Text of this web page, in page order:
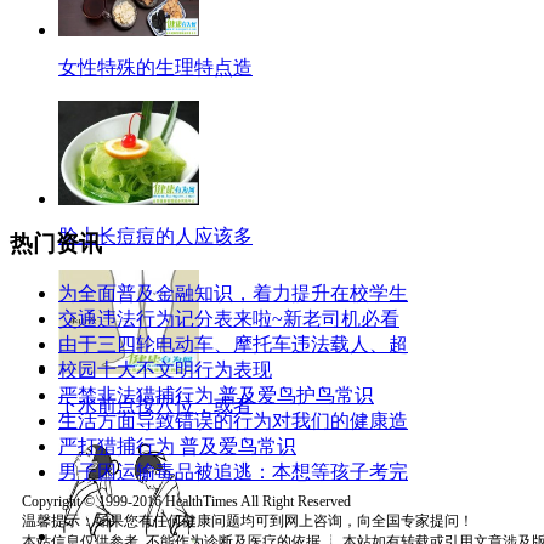
女性特殊的生理特点造
脸上长痘痘的人应该多
下水前点按穴位，或者
热门资讯
为全面普及金融知识，着力提升在校学生
交通违法行为记分表来啦~新老司机必看
由于三四轮电动车、摩托车违法载人、超
校园十大不文明行为表现
严禁非法猎捕行为 普及爱鸟护鸟常识
生活方面导致错误的行为对我们的健康造
严打猎捕行为 普及爱鸟常识
男子因运输毒品被追逃：本想等孩子考完
Copyright © 1999-2016 HealthTimes All Right Reserved
温馨提示：如果您有任何健康问题均可到网上咨询，向全国专家提问！